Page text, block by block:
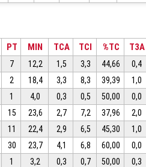
PT MIN TCA TCI %TC T3A
7 12,2 1,5 3,3 44,66 0,4
2 18,4 3,3 8,3 39,39 1,0
1 4,0 0,3 0,5 50,00 0,0
15 23,6 2,7 7,2 37,96 2,0
11 22,4 2,9 6,5 45,30 1,0
30 23,7 4,1 6,8 60,00 0,0
1 3,2 0,3 0,7 50,00 0,3